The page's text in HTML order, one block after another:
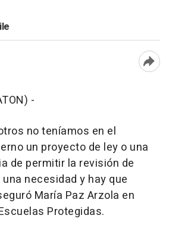
-
no teníamos en el
un proyecto de ley o una
de permitir la revisión de
necesidad y hay que
María Paz Arzola en
Protegidas.